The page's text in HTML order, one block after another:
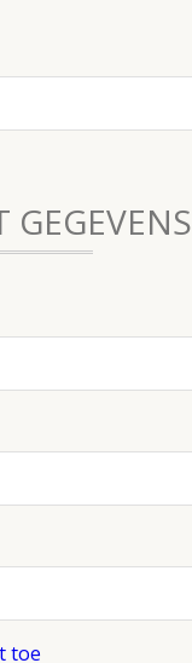
GEGEVENS
toe